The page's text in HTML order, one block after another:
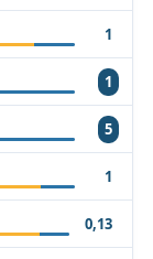
1
1
5
1
0,13